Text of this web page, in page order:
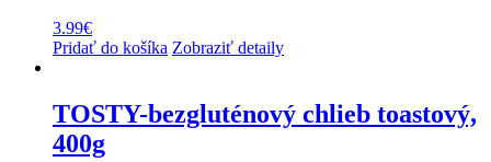
3.99€
Pridať do košíka Zobraziť detaily
TOSTY-bezgluténový chlieb toastový,
400g